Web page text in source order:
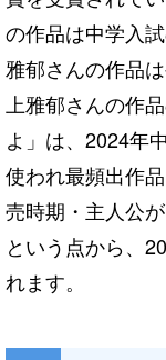
の作品は中学入
雅郁さんの作品
上雅郁さんの作
よ」は、2024年
使われ最頻出作
売時期・主人公
という点から、
れます。